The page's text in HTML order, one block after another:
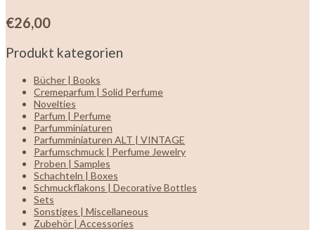
€26,00
Produkt kategorien
Bücher | Books
Cremeparfum | Solid Perfume
Novelties
Parfum | Perfume
Parfumminiaturen
Parfumminiaturen ALT | VINTAGE
Parfumschmuck | Perfume Jewelry
Proben | Samples
Schachteln | Boxes
Schmuckflakons | Decorative Bottles
Sets
Sonstiges | Miscellaneous
Zubehör | Accessories